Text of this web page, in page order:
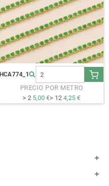
add
add
HCA774_1
PRECIO POR METRO
> 2 5,00 €> 12 4,25 €